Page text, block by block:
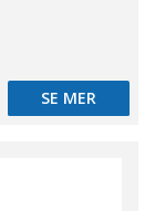
SE MER
SE MER